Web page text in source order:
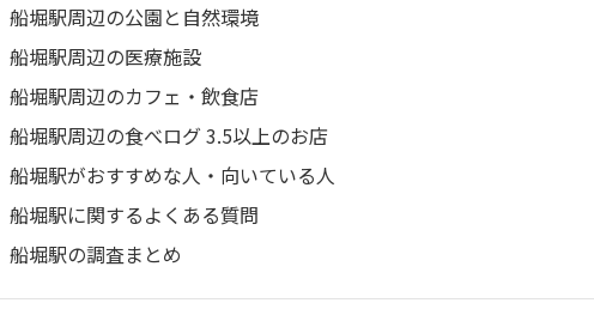
船堀駅周辺の公園と自然環境
船堀駅周辺の医療施設
船堀駅周辺のカフェ・飲食店
船堀駅周辺の食べログ 3.5以上のお店
船堀駅がおすすめな人・向いている人
船堀駅に関するよくある質問
船堀駅の調査まとめ